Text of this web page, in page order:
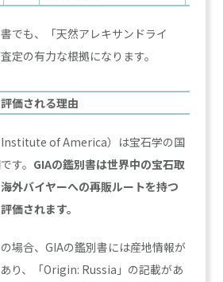
でも、「天然アレキサンドライ
定の有力な根拠になります。
価される理由
of America）は宝石学の国
す。 GIAの鑑別書は世界中の宝石取
外バイヤーへの再販ルートを持つ
価されます。
場合、GIAの鑑別書には産地情報が
り、「Origin: Russia」の記載があ